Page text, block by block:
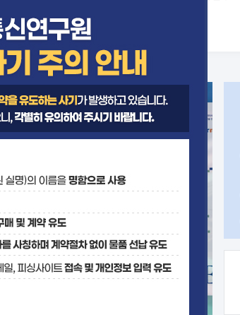
지식공유플랫폼
인공지능안전
우주항공반도
대경권연구본부
호남권연구본부
기획본부
사업화본부
행정본부
대외협력부